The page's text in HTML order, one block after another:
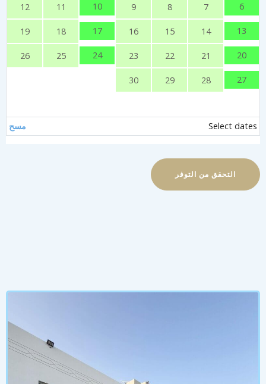
6
7
8
9
10
11
12
13
14
15
16
17
18
19
20
21
22
23
24
25
26
27
28
29
30
Select dates مسح